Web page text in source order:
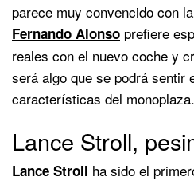
parece muy convencido con
Fernando Alonso prefiere
reales con el nuevo coche y
será algo que se podrá sentir
características del monoplaza.
Lance Stroll,
Lance Stroll ha sido el